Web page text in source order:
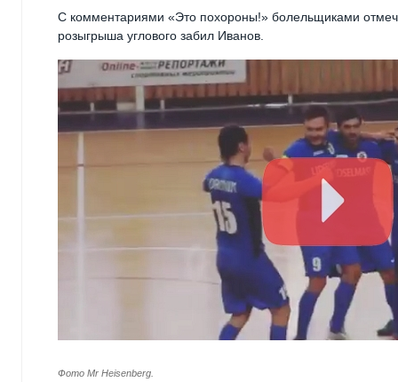
С комментариями «Это похороны!» болельщиками
розыгрыша углового забил Иванов.
Фото Mr Heisenberg.